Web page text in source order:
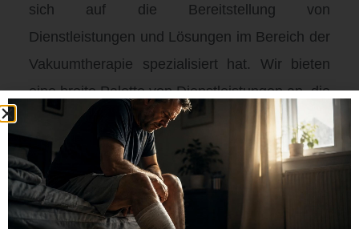
sich auf die Bereitstellung von
Dienstleistungen und Lösungen im Bereich der
Vakuumtherapie spezialisiert hat. Wir bieten
eine breite Palette von Dienstleistungen an, die
für die Behandlung von chronischen Wunden
wie z.B. Venenleiden, Diabetischen Fusulen
und Decubitus geeignet sind. Diese
Dienstleistungen umfassen die Verwendung